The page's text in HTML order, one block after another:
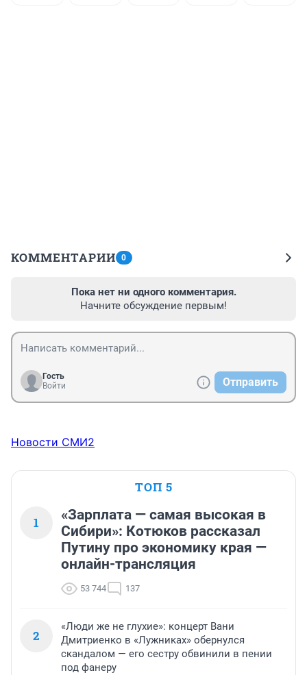
КОММЕНТАРИИ 0
Пока нет ни одного комментария.
Начните обсуждение первым!
Гость
Войти
Отправить
Новости СМИ2
ТОП 5
1
«Зарплата — самая высокая в
Сибири»: Котюков рассказал
Путину про экономику края —
онлайн-трансляция
53 744 137
2
«Люди же не глухие»: концерт Вани
Дмитриенко в «Лужниках» обернулся
скандалом — его сестру обвинили в пении
под фанеру